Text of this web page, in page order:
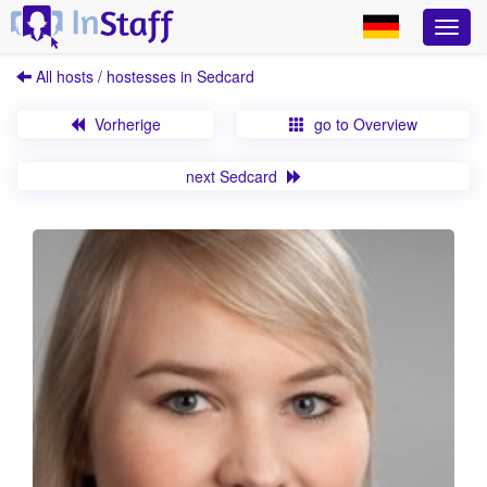
All hosts / hostesses in Sedcard
Vorherige go to Overview
next Sedcard